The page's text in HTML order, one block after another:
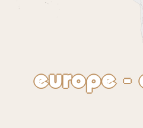
europe -